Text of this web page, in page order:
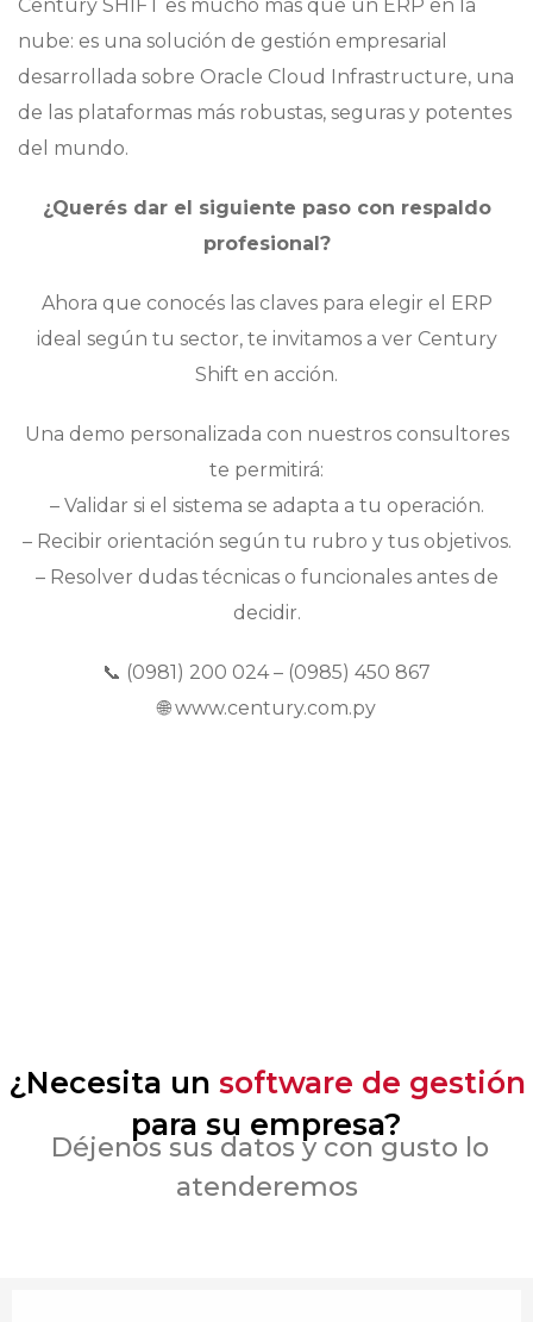
Century SHIFT es mucho más que un ERP en la
nube: es una solución de gestión empresarial
desarrollada sobre Oracle Cloud Infrastructure, una
de las plataformas más robustas, seguras y potentes
del mundo.
¿Querés dar el siguiente paso con respaldo
profesional?
Ahora que conocés las claves para elegir el ERP
ideal según tu sector, te invitamos a ver Century
Shift en acción.
Una demo personalizada con nuestros consultores
te permitirá:
– Validar si el sistema se adapta a tu operación.
– Recibir orientación según tu rubro y tus objetivos.
– Resolver dudas técnicas o funcionales antes de
decidir.
📞 (0981) 200 024 – (0985) 450 867
🌐 www.century.com.py
¿Necesita un software de gestión
para su empresa?
Déjenos sus datos y con gusto lo
atenderemos